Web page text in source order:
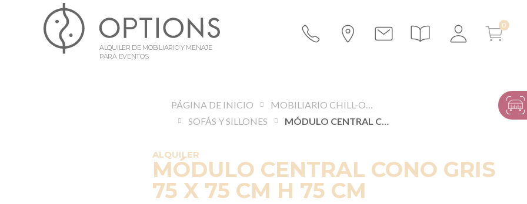
ALQUILER DE MOBILIARIO Y MENAJE
PARA EVENTOS
PÁGINA DE INICIO
MOBILIARIO CHILL-OUT
SOFÁS Y SILLONES
MÓDULO CENTRAL CONO GRIS 75 X 75 CM H 75 CM
ALQUILER
MÓDULO CENTRAL CONO GRIS
75 X 75 CM H 75 CM